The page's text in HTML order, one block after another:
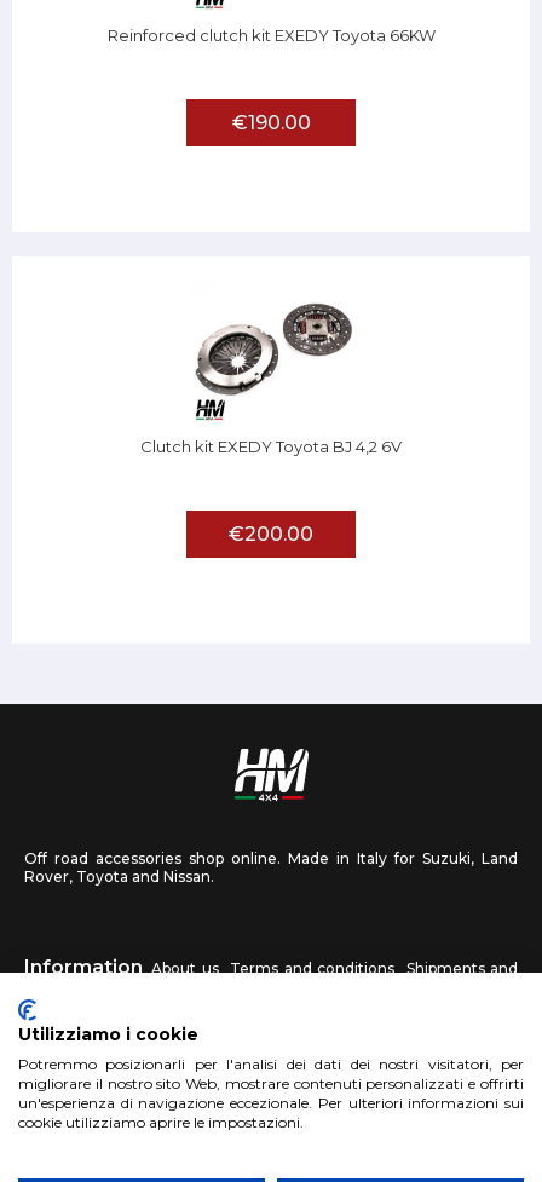
Reinforced clutch kit EXEDY Toyota 66KW
€190.00
Clutch kit EXEDY Toyota BJ 4,2 6V
€200.00
Off road accessories shop online. Made in Italy for Suzuki, Land
Rover, Toyota and Nissan.
Information About us Terms and conditions
Shipments and
returns
HM4X4 FAQ Affiliated workshop Send us a photo
Account Sign up
Utilizziamo i cookie
Potremmo posizionarli per l'analisi dei dati dei nostri visitatori, per
migliorare il nostro sito Web, mostrare contenuti personalizzati e offrirti
un'esperienza di navigazione eccezionale. Per ulteriori informazioni sui
cookie utilizziamo aprire le impostazioni.